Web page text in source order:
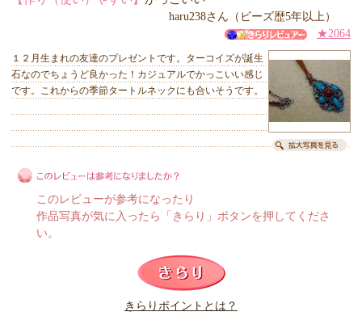
haru238さん（ビーズ歴5年以上）
★2064
１２月生まれの友達のプレゼントです。ターコイズが誕生
石なのでちょうど良かった！カジュアルでかっこいい感じ
です。これからの季節タートルネックにも合いそうです。
このレビューは参考になりましたか？
このレビューが参考になったり
作品写真が気に入ったら「きらり」ボタンを押してくださ
い。
きらりポイントとは？